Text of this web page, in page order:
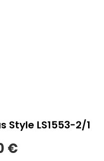
Style LS1553-2/1
€